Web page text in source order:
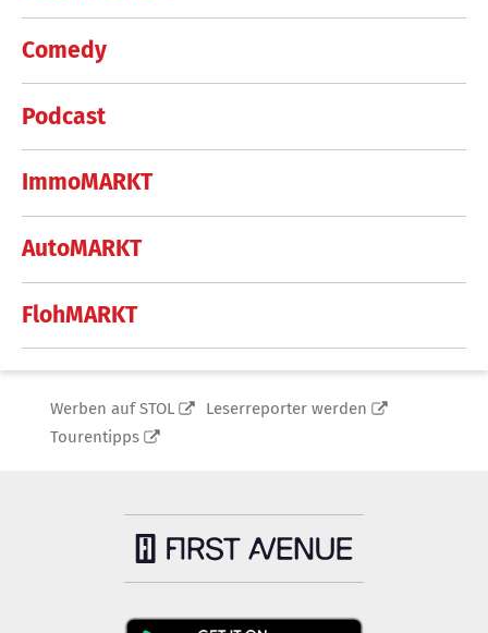
Comedy
Podcast
ImmoMARKT
AutoMARKT
FlohMARKT
Werben auf STOL
Leserreporter werden
Tourentipps